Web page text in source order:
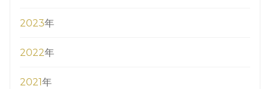
2023年
2022年
2021年